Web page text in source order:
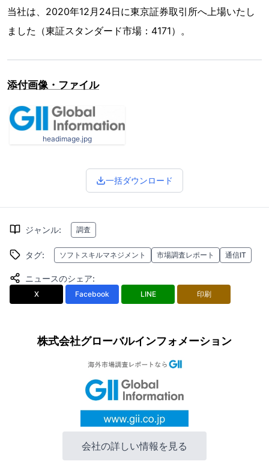
当社は、2020年12月24日に東京証券取引所へ上場いたし
ました（東証スタンダード市場：4171）。
添付画像・ファイル
headimage.jpg
一括ダウンロード
ジャンル: 調査
タグ: ソフトスキルマネジメント 市場調査レポート 通信IT
ニュースのシェア:
X Facebook LINE 印刷
株式会社グローバルインフォメーション
会社の詳しい情報を見る